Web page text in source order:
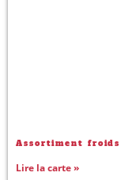
Assortiment froids
Lire la carte »